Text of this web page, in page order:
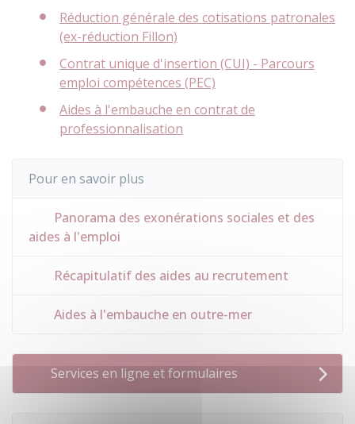
Réduction générale des cotisations patronales
(ex-réduction Fillon)
Contrat unique d'insertion (CUI) - Parcours
emploi compétences (PEC)
Aides à l'embauche en contrat de
professionnalisation
Pour en savoir plus
Panorama des exonérations sociales et des
aides à l'emploi
Récapitulatif des aides au recrutement
Aides à l'embauche en outre-mer
Services en ligne et formulaires